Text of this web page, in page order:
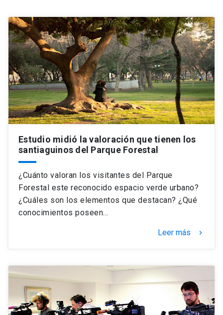
Extensión
Vinculación
Universidad
Información para keyboard_arrow_down
Futuros estudiantes
Estudiantes
Personal
Alumni
Vecinos
Go to english site launch
ACCESOS DIRECTOS
Admisión
Mi Cuenta UC launch
Correo UC
Donaciones
Estudio midió la valoración que tienen los
santiaguinos del Parque Forestal
¿Cuánto valoran los visitantes del Parque
Forestal este reconocido espacio verde urbano?
¿Cuáles son los elementos que destacan? ¿Qué
conocimientos poseen…
Leer más keyboard_arrow_right